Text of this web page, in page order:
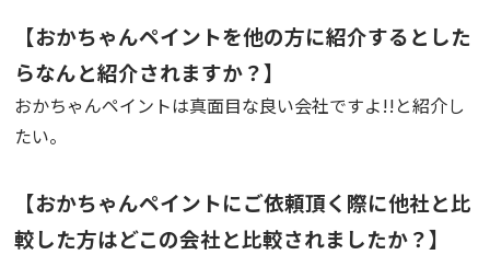
【おかちゃんペイントを他の方に紹介するとした
らなんと紹介されますか？】
おかちゃんペイントは真面目な良い会社ですよ!!と紹介し
たい。
【おかちゃんペイントにご依頼頂く際に他社と比
較した方はどこの会社と比較されましたか？】